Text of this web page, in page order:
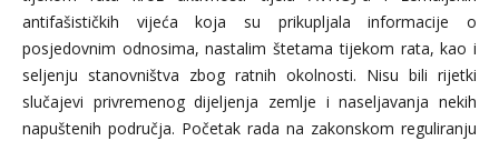
antifašističkih vijeća koja su prikupljala informacije o
posjedovnim odnosima, nastalim štetama tijekom rata, kao i
seljenju stanovništva zbog ratnih okolnosti. Nisu bili rijetki
slučajevi privremenog dijeljenja zemlje i naseljavanja nekih
napuštenih područja. Početak rada na zakonskom reguliranju